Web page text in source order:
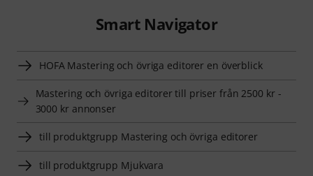
Smart Navigator
HOFA Mastering och övriga editorer en överblick
Mastering och övriga editorer till priser från 2500 kr -
3000 kr annonser
till produktgrupp Mastering och övriga editorer
till produktgrupp Mjukvara